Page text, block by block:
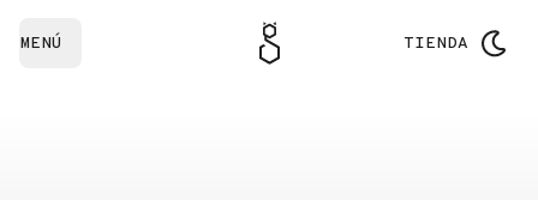
MENÚ TIENDA